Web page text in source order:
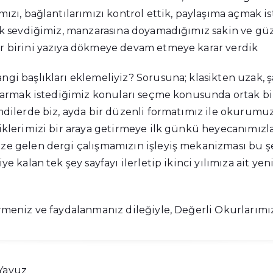
bağlantılarımızı kontrol ettik, paylaşıma
sevdiğimiz, manzarasına doyamadığımız sakin ve
birini yazıya dökmeye devam etmeye karar verdik
başlıkları eklemeliyiz? Sorusuna; klasikten uzak,
istediğimiz konuları seçme konusunda ortak
biz, ayda bir düzenli formatımız ile
bir araya getirmeye ilk günkü
gelen dergi çalışmamızın işleyiş mekanizması bu
kalan tek şey sayfayı ilerletip ikinci yılımıza ait
ve faydalanmanız dileğiyle, Değerli